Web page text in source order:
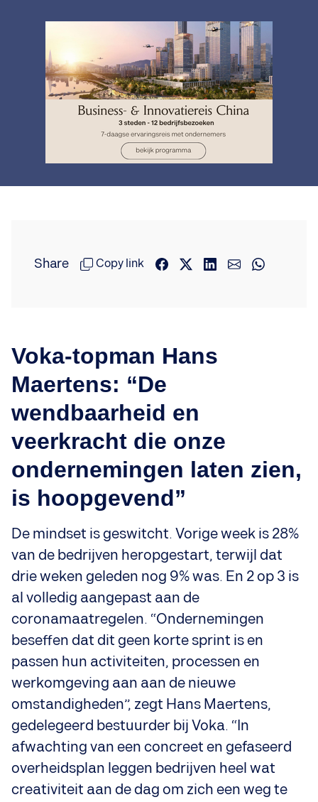
Share Copy link
Voka-topman Hans
Maertens: “De
wendbaarheid en
veerkracht die onze
ondernemingen laten zien,
is hoopgevend”
De mindset is geswitcht. Vorige week is 28%
van de bedrijven heropgestart, terwijl dat
drie weken geleden nog 9% was. En 2 op 3 is
al volledig aangepast aan de
coronamaatregelen. “Ondernemingen
beseffen dat dit geen korte sprint is en
passen hun activiteiten, processen en
werkomgeving aan aan de nieuwe
omstandigheden”, zegt Hans Maertens,
gedelegeerd bestuurder bij Voka. “In
afwachting van een concreet en gefaseerd
overheidsplan leggen bedrijven heel wat
creativiteit aan de dag om zich een weg te